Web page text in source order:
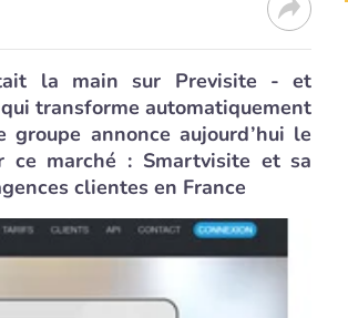
la main sur Previsite - et
transforme automatiquement
annonce aujourd’hui le
ce marché : Smartvisite et sa
clientes en France